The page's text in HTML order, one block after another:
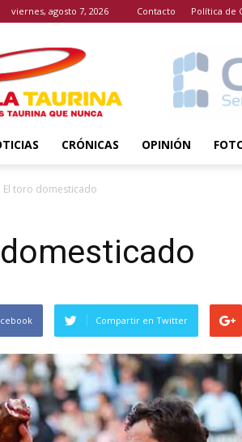
viernes, agosto 7, 2026 Contacto Política de
CRÓNICAS OPINIÓN
El toro domesticado
Compartir en Twitter